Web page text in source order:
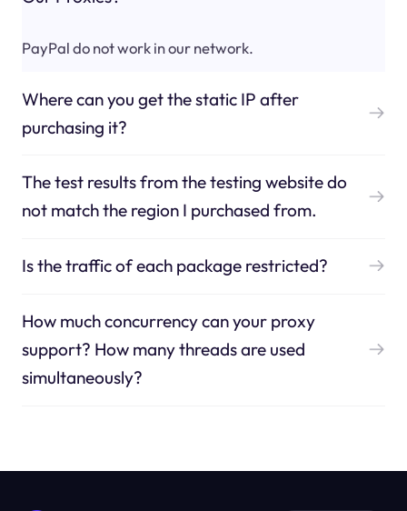
PayPal do not work in our network.
Where can you get the static IP after
purchasing it?
The test results from the testing website do
not match the region I purchased from.
Is the traffic of each package restricted?
How much concurrency can your proxy
support? How many threads are used
simultaneously?